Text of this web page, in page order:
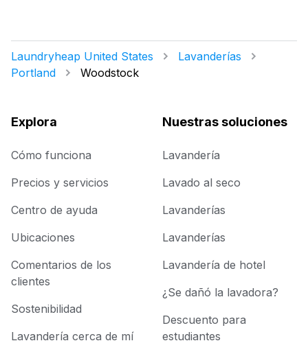
Laundryheap United States
Lavanderías
Portland
Woodstock
Explora
Cómo funciona
Precios y servicios
Centro de ayuda
Ubicaciones
Comentarios de los
clientes
Sostenibilidad
Lavandería cerca de mí
Nuestras soluciones
Lavandería
Lavado al seco
Lavanderías
Lavanderías
Lavandería de hotel
¿Se dañó la lavadora?
Descuento para
estudiantes